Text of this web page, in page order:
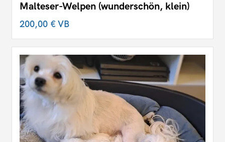
Malteser-Welpen (wunderschön, klein)
200,00 €VB